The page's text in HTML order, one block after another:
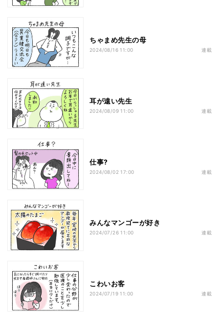
ちゃまめ先生の母
2024/08/16 11:00 連載
耳が遠い先生
2024/08/09 11:00 連載
仕事?
2024/08/02 17:00 連載
みんなマンゴーが好き
2024/07/26 11:00 連載
こわいお客
2024/07/19 11:00 連載